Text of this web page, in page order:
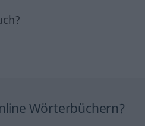
Wörterbüchern?